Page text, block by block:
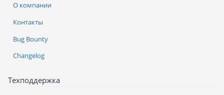
О компании
Контакты
Bug Bounty
Changelog
Техподдержка